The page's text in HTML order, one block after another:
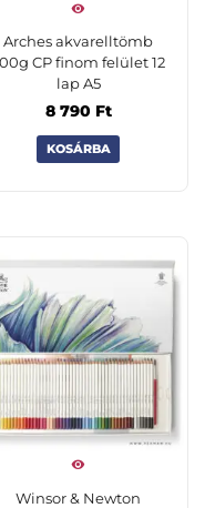
Arches akvarelltömb
CP finom felület 12
lap A5
8 790 Ft
KOSÁRBA
Winsor & Newton